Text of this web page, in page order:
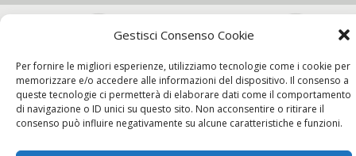
Gestisci Consenso Cookie
Per fornire le migliori esperienze, utilizziamo tecnologie come i cookie per
memorizzare e/o accedere alle informazioni del dispositivo. Il consenso a
queste tecnologie ci permetterà di elaborare dati come il comportamento
di navigazione o ID unici su questo sito. Non acconsentire o ritirare il
consenso può influire negativamente su alcune caratteristiche e funzioni.
Chi siamo
Contatti